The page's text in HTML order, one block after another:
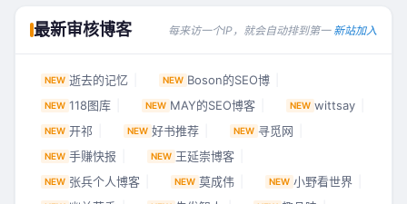
最新审核博客 每来访一个IP，就会自动排到第一 新站加入
NEW 逝去的记忆 NEW Boson的SEO博
NEW 118图库 NEW MAY的SEO博客 NEW wittsay
NEW 开祁 NEW 好书推荐 NEW 寻觅网
NEW 手赚快报 NEW 王延崇博客
NEW 张兵个人博客 NEW 莫成伟 NEW 小野看世界